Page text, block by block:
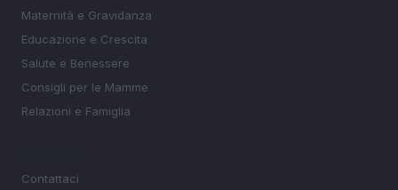
Maternità e Gravidanza
Educazione e Crescita
Salute e Benessere
Consigli per le Mamme
Relazioni e Famiglia
Contattaci